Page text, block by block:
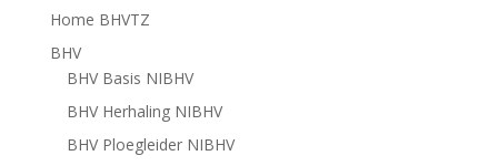
Home BHVTZ
BHV
BHV Basis NIBHV
BHV Herhaling NIBHV
BHV Ploegleider NIBHV